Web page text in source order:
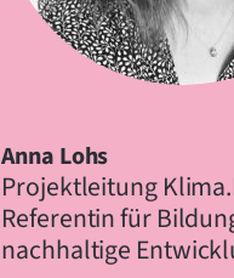
Anna Lohs
Projektleitung
Referentin für
nachhaltige